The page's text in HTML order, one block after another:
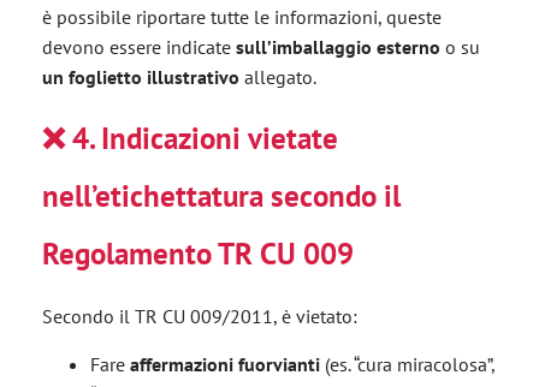
è possibile riportare tutte le informazioni, queste
devono essere indicate sull’imballaggio esterno o su
un foglietto illustrativo allegato.
❌4. Indicazioni vietate
nell’etichettatura secondo il
Regolamento TR CU 009
Secondo il TR CU 009/2011, è vietato:
Fare affermazioni fuorvianti (es. “cura miracolosa”,